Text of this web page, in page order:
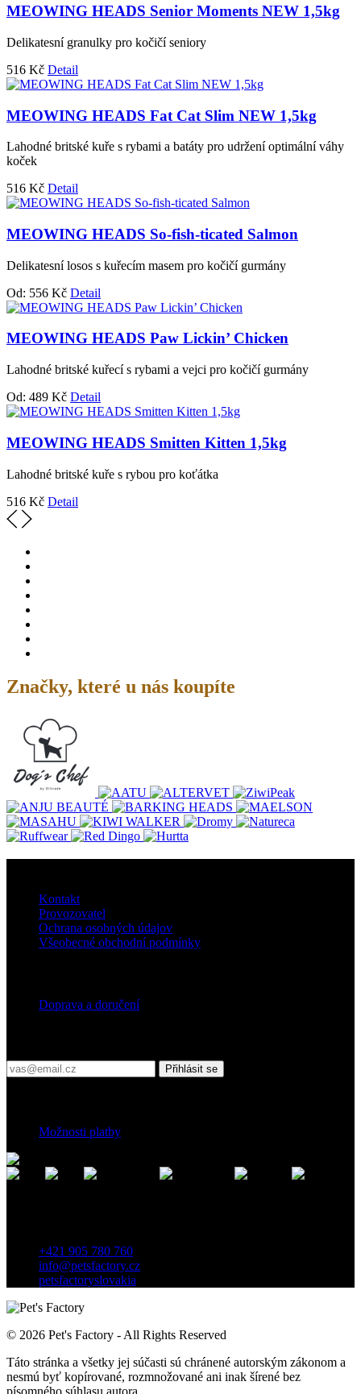
MEOWING HEADS Senior Moments NEW 1,5kg
Delikatesní granulky pro kočičí seniory
516 Kč Detail
MEOWING HEADS Fat Cat Slim NEW 1,5kg
Lahodné britské kuře s rybami a batáty pro udržení optimální váhy
koček
516 Kč Detail
MEOWING HEADS So-fish-ticated Salmon
Delikatesní losos s kuřecím masem pro kočičí gurmány
Od: 556 Kč Detail
MEOWING HEADS Paw Lickin’ Chicken
Lahodné britské kuřecí s rybami a vejci pro kočičí gurmány
Od: 489 Kč Detail
MEOWING HEADS Smitten Kitten 1,5kg
Lahodné britské kuře s rybou pro koťátka
516 Kč Detail
Značky, které u nás koupíte
Kontakt
Provozovatel
Ochrana osobných údajov
Všeobecné obchodní podmínky
Doprava a doručení
Přihlásit se
Možnosti platby
+421 905 780 760
info@petsfactory.cz
petsfactoryslovakia
© 2026 Pet's Factory - All Rights Reserved
Táto stránka a všetky jej súčasti sú chránené autorským zákonom a
nesmú byť kopírované, rozmnožované ani inak šírené bez
písomného súhlasu autora.